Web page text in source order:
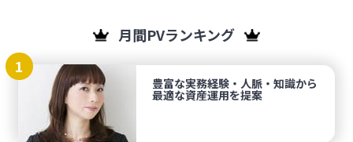
月間PVランキング
1
豊富な実務経験・人脈・知識から
最適な資産運用を提案